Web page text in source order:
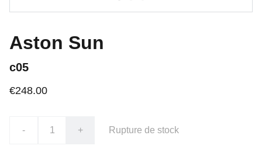
Aston Sun
c05
€248.00
- + Rupture de stock